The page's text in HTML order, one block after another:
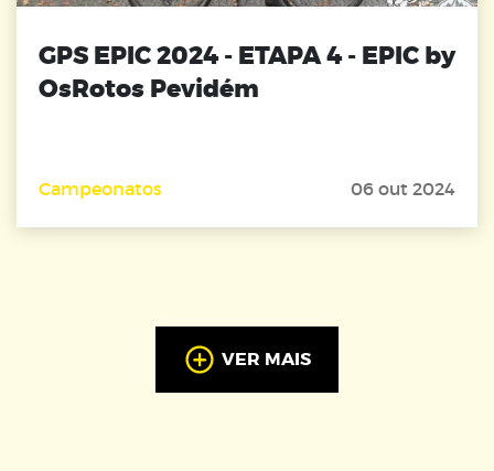
GPS EPIC 2024 - ETAPA 4 - EPIC by
OsRotos Pevidém
Campeonatos 06 out 2024
VER MAIS